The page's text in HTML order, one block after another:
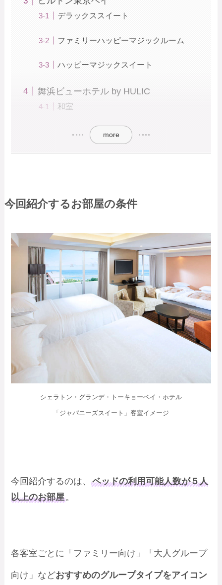
デラックススイート
ファミリーハッピーマジックルーム
ハッピーマジックスイート
舞浜ビューホテル by HULIC
和室
more
今回紹介するお部屋の条件
シェラトン・グランデ・トーキョーベイ・ホテル
「ジャパニーズスイート」客室イメージ
今回紹介するのは、ベッドの利用可能人数が５人
以上のお部屋。
各客室ごとに「ファミリー向け」「大人グループ
向け」などおすすめのグループタイプをアイコン